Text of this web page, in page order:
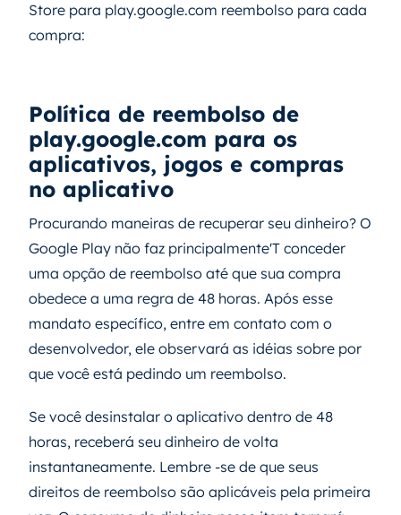
Store para play.google.com reembolso para cada
compra:
Política de reembolso de
play.google.com para os
aplicativos, jogos e compras
no aplicativo
Procurando maneiras de recuperar seu dinheiro? O
Google Play não faz principalmente'T conceder
uma opção de reembolso até que sua compra
obedece a uma regra de 48 horas. Após esse
mandato específico, entre em contato com o
desenvolvedor, ele observará as idéias sobre por
que você está pedindo um reembolso.
Se você desinstalar o aplicativo dentro de 48
horas, receberá seu dinheiro de volta
instantaneamente. Lembre -se de que seus
direitos de reembolso são aplicáveis ​​pela primeira